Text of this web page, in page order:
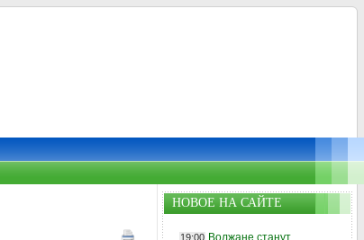
НОВОЕ НА САЙТЕ
19:00 Волжане станут